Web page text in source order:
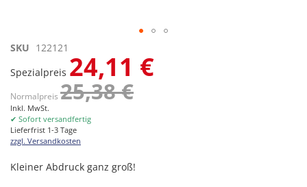
Zum
der
springen
SKU 122121
Spezialpreis 24,11 €
Normalpreis 25,38 €
Inkl. MwSt.
✔ Sofort versandfertig
Lieferfrist 1-3 Tage
zzgl. Versandkosten
Kleiner Abdruck ganz groß!